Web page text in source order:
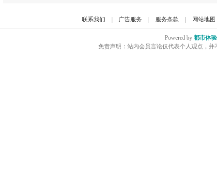
联系我们 广告服务 服务条款 网站地图
Powered by 都市体
免责声明：站内会员言论仅代表个人观点，